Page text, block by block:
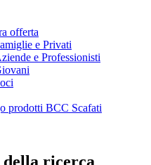
offerta
e Privati
e Professionisti
prodotti BCC Scafati